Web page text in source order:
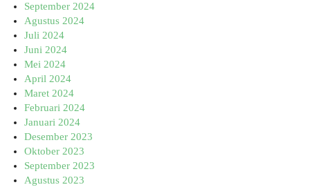
September 2024
Agustus 2024
Juli 2024
Juni 2024
Mei 2024
April 2024
Maret 2024
Februari 2024
Januari 2024
Desember 2023
Oktober 2023
September 2023
Agustus 2023